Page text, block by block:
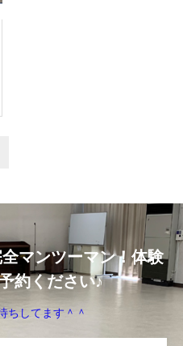
マンツーマン！体験
約ください♪
ちしてます＾＾